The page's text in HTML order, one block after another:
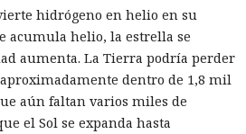
hidrógeno en helio en su
acumula helio, la estrella se
aumenta. La Tierra podría perder
dentro de 1,8 mil
aún faltan varios miles de
el Sol se expanda hasta